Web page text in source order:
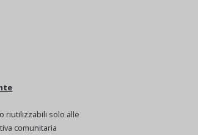
riutilizzabili solo alle
comunitaria